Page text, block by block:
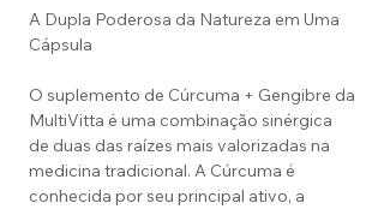
A Dupla Poderosa da Natureza em Uma
Cápsula
O suplemento de Cúrcuma + Gengibre da
MultiVitta é uma combinação sinérgica
de duas das raízes mais valorizadas na
medicina tradicional. A Cúrcuma é
conhecida por seu principal ativo, a